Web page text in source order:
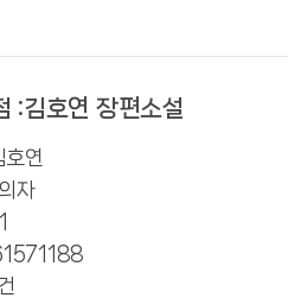
:김호연 장편소설
호연
자